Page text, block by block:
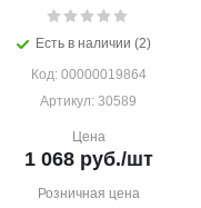
Есть в наличии (2)
Код: 00000019864
Артикул: 30589
Цена
1 068руб./шт
Розничная цена